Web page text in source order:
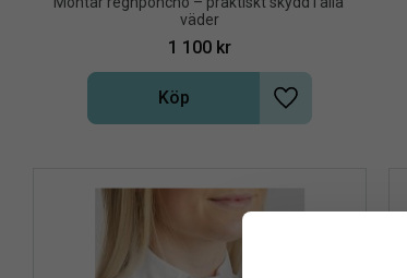
väder
1 100 kr
Lägg till i
Köp